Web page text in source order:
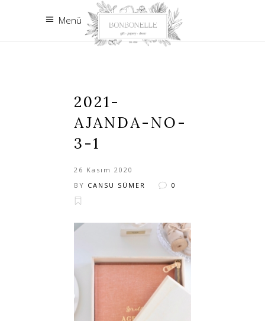
Menü
2021-
AJANDA-NO-
3-1
26 Kasım 2020
BY CANSU SÜMER 0